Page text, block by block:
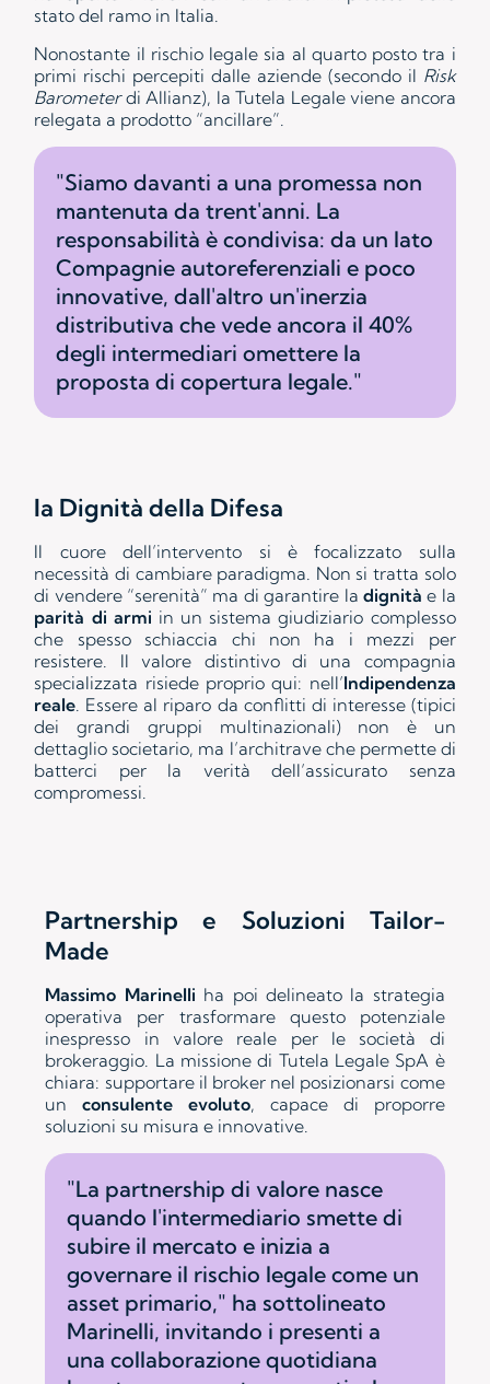
stato del ramo in Italia.
Nonostante il rischio legale sia al quarto posto tra i
primi rischi percepiti dalle aziende (secondo il Risk
Barometerdi Allianz), la Tutela Legale viene ancora
relegata a prodotto “ancillare”.
"Siamo davanti a una promessa non
mantenuta da trent'anni. La
responsabilità è condivisa: da un lato
Compagnie autoreferenziali e poco
innovative, dall'altro un'inerzia
distributiva che vede ancora il 40%
degli intermediari omettere la
proposta di copertura legale."
la Dignità della Difesa
Il cuore dell’intervento si è focalizzato sulla
necessità di cambiare paradigma. Non si tratta solo
di vendere “serenità” ma di garantire la dignità e la
parità di armi in un sistema giudiziario complesso
che spesso schiaccia chi non ha i mezzi per
resistere. Il valore distintivo di una compagnia
specializzata risiede proprio qui: nell’Indipendenza
reale. Essere al riparo da conflitti di interesse (tipici
dei grandi gruppi multinazionali) non è un
dettaglio societario, ma l’architrave che permette di
batterci per la verità dell’assicurato senza
compromessi.
Partnership e Soluzioni Tailor-
Made
Massimo Marinelli ha poi delineato la strategia
operativa per trasformare questo potenziale
inespresso in valore reale per le società di
brokeraggio. La missione di Tutela Legale SpA è
chiara: supportare il broker nel posizionarsi come
unconsulente evoluto, capace di proporre
soluzioni su misura e innovative.
"La partnership di valore nasce
quando l'intermediario smette di
subire il mercato e inizia a
governare il rischio legale come un
asset primario," ha sottolineato
Marinelli, invitando i presenti a
una collaborazione quotidiana